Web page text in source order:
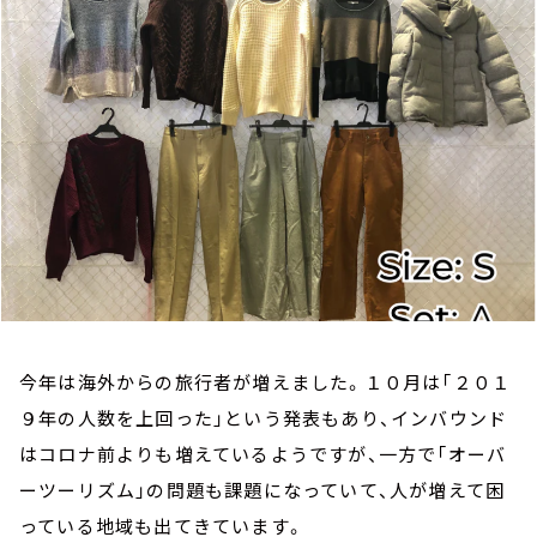
お知らせ
イベント・グッズ
YouTube
会社情報
今年は海外からの旅行者が増えました。１０月は「２０１
９年の人数を上回った」という発表もあり、インバウンド
はコロナ前よりも増えているようですが、一方で「オーバ
ーツーリズム」の問題も課題になっていて、人が増えて困
っている地域も出てきています。